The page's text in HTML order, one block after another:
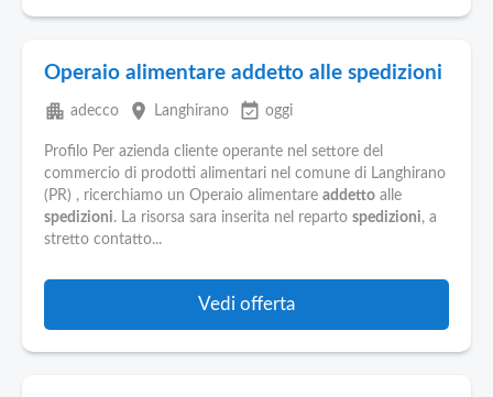
Operaio alimentare addetto alle spedizioni
apartment adecco place Langhirano event_available oggi
Profilo Per azienda cliente operante nel settore del
commercio di prodotti alimentari nel comune di Langhirano
(PR) , ricerchiamo un Operaio alimentare addetto alle
spedizioni. La risorsa sara inserita nel reparto spedizioni, a
stretto contatto...
Vedi offerta